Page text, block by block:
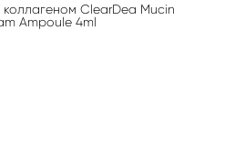
ClearDea Mucin
Ampoule 4ml